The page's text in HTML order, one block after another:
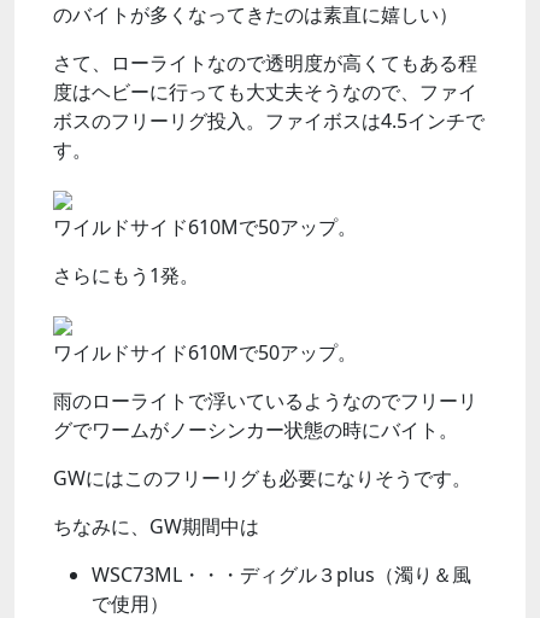
のバイトが多くなってきたのは素直に嬉しい）
さて、ローライトなので透明度が高くてもある程
度はヘビーに行っても大丈夫そうなので、ファイ
ボスのフリーリグ投入。ファイボスは4.5インチで
す。
ワイルドサイド610Mで50アップ。
さらにもう1発。
ワイルドサイド610Mで50アップ。
雨のローライトで浮いているようなのでフリーリ
グでワームがノーシンカー状態の時にバイト。
GWにはこのフリーリグも必要になりそうです。
ちなみに、GW期間中は
WSC73ML・・・ディグル３plus（濁り＆風
で使用）